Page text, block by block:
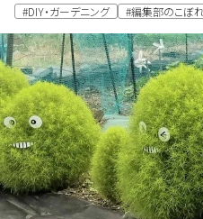
#DIY・ガーデニング
#編集部のこぼ